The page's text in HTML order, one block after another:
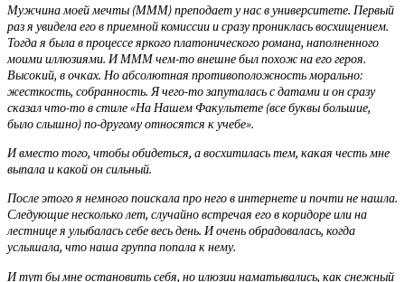
Мужчина моей мечты (МММ) преподает у нас в университете. Первый
раз я увидела его в приемной комиссии и сразу прониклась восхищением.
Тогда я была в процессе яркого платонического романа, наполненного
моими иллюзиями. И МММ чем-то внешне был похож на его героя.
Высокий, в очках. Но абсолютная противоположность морально:
жесткость, собранность. Я чего-то запуталась с датами и он сразу
сказал что-то в стиле «На Нашем Факультете (все буквы большие,
было слышно) по-другому относятся к учебе».
И вместо того, чтобы обидеться, а восхитилась тем, какая честь мне
выпала и какой он сильный.
После этого я немного поискала про него в интернете и почти не нашла.
Следующие несколько лет, случайно встречая его в коридоре или на
лестнице я улыбалась себе весь день. И очень обрадовалась, когда
услышала, что наша группа попала к нему.
И тут бы мне остановить себя, но илюзии наматывались, как снежный